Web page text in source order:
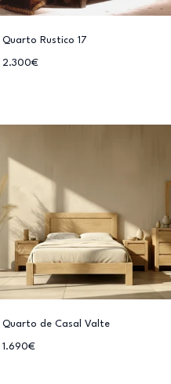
Quarto Rustico 17
2.300€
Quarto de Casal Valte
1.690€